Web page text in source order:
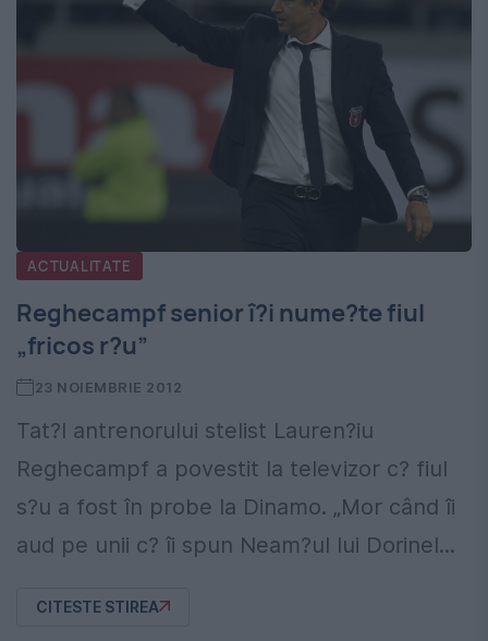
ACTUALITATE
Reghecampf senior î?i nume?te fiul
„fricos r?u”
23 NOIEMBRIE 2012
Tat?l antrenorului stelist Lauren?iu
Reghecampf a povestit la televizor c? fiul
s?u a fost în probe la Dinamo. „Mor când îi
aud pe unii c? îi spun Neam?ul lui Dorinel...
CITESTE STIREA